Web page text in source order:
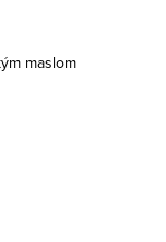
maslom